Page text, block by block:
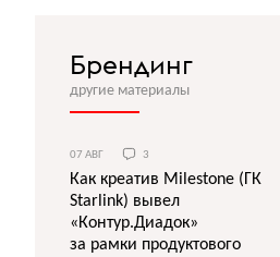
Брендинг
другие материалы
07 АВГ 3
Как креатив Milestone (ГК
Starlink) вывел
«Контур.Диадок»
за рамки продуктового